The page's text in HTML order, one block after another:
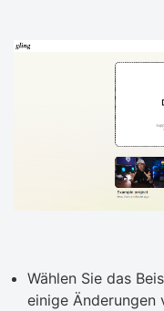
Wählen Sie das
einige Änderungen